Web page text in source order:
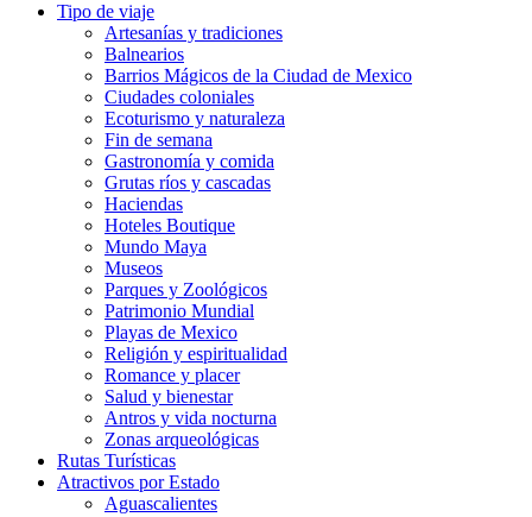
Tipo de viaje
Artesanías y tradiciones
Balnearios
Barrios Mágicos de la Ciudad de Mexico
Ciudades coloniales
Ecoturismo y naturaleza
Fin de semana
Gastronomía y comida
Grutas ríos y cascadas
Haciendas
Hoteles Boutique
Mundo Maya
Museos
Parques y Zoológicos
Patrimonio Mundial
Playas de Mexico
Religión y espiritualidad
Romance y placer
Salud y bienestar
Antros y vida nocturna
Zonas arqueológicas
Rutas Turísticas
Atractivos por Estado
Aguascalientes